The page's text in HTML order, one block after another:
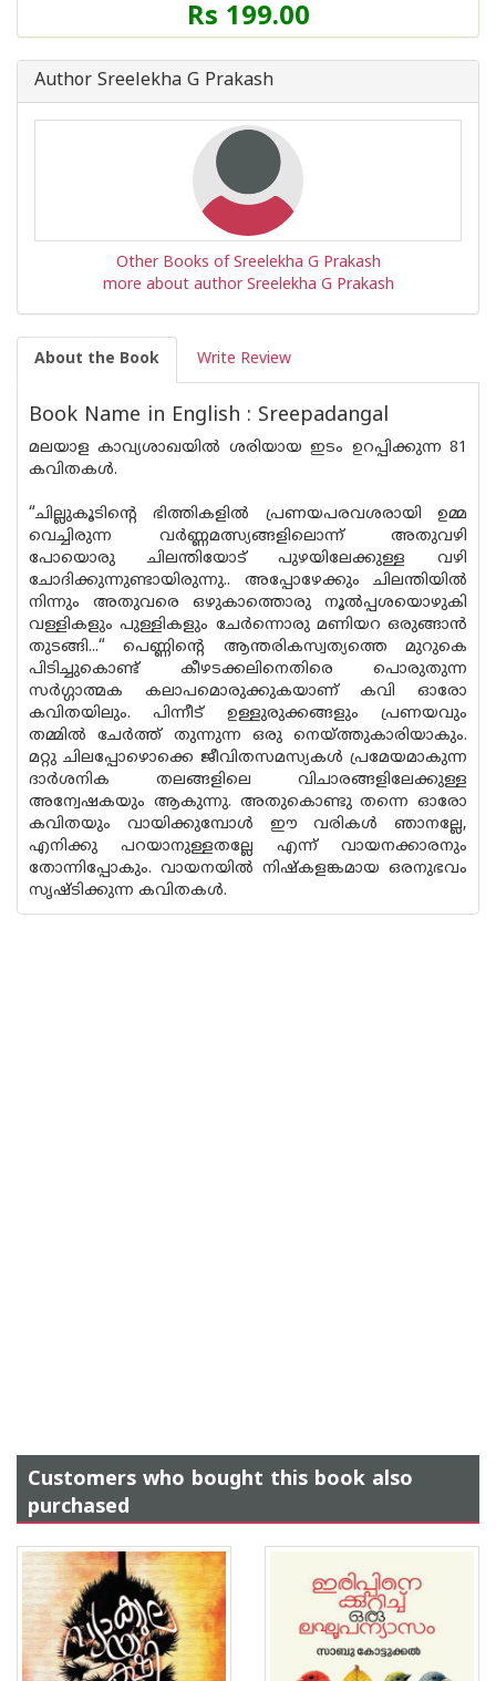
Rs 199.00
Author Sreelekha G Prakash
Other Books of Sreelekha G Prakash
more about author Sreelekha G Prakash
About the Book Write Review
Book Name in English : Sreepadangal
മലയാള കാവ്യശാഖയിൽ ശരിയായ ഇടം ഉറപ്പിക്കുന്ന 81
കവിതകൾ.
“ചില്ലുകൂടിൻ്റെ ഭിത്തികളിൽ പ്രണയപരവശരായി ഉമ്മ
വെച്ചിരുന്ന വർണ്ണമത്സ്യങ്ങളിലൊന്ന് അതുവഴി
പോയൊരു ചിലന്തിയോട് പുഴയിലേക്കുള്ള വഴി
ചോദിക്കുന്നുണ്ടായിരുന്നു.. അപ്പോഴേക്കും ചിലന്തിയിൽ
നിന്നും അതുവരെ ഒഴുകാത്തൊരു നൂൽപ്പശയൊഴുകി
വള്ളികളും പുള്ളികളും ചേർന്നൊരു മണിയറ ഒരുങ്ങാൻ
തുടങ്ങി...“ പെണ്ണിന്റെ ആന്തരികസ്വത്യത്തെ മുറുകെ
പിടിച്ചുകൊണ്ട് കീഴടക്കലിനെതിരെ പൊരുതുന്ന
സർഗ്ഗാത്മക കലാപമൊരുക്കുകയാണ് കവി ഓരോ
കവിതയിലും. പിന്നീട് ഉള്ളുരുക്കങ്ങളും പ്രണയവും
തമ്മിൽ ചേർത്ത് തുന്നുന്ന ഒരു നെയ്ത്തുകാരിയാകും.
മറ്റു ചിലപ്പോഴൊക്കെ ജീവിതസമസ്യകൾ പ്രമേയമാകുന്ന
ദാർശനിക തലങ്ങളിലെ വിചാരങ്ങളിലേക്കുള്ള
അന്വേഷകയും ആകുന്നു. അതുകൊണ്ടു തന്നെ ഓരോ
കവിതയും വായിക്കുമ്പോൾ ഈ വരികൾ ഞാനല്ലേ,
എനിക്കു പറയാനുള്ളതല്ലേ എന്ന് വായനക്കാരനും
തോന്നിപ്പോകും. വായനയിൽ നിഷ്‌കളങ്കമായ ഒരനുഭവം
സൃഷ്ടിക്കുന്ന കവിതകൾ.
Customers who bought this book also
purchased